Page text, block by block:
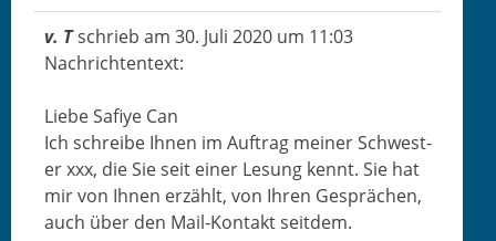
v. Tschrieb am 30. Juli 2020 um 11:03
Nachrich­t­en­text:
Liebe Safiye Can
Ich schreibe Ihnen im Auf­trag mein­er Schwest­
er xxx, die Sie seit ein­er Lesung ken­nt. Sie hat
mir von Ihnen erzählt, von Ihren Gesprächen,
auch über den Mail-Kon­takt seitdem.